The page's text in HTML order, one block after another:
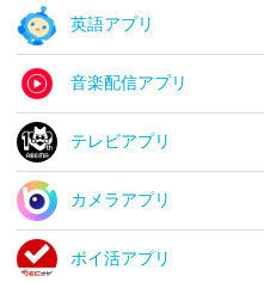
英語アプリ
音楽配信アプリ
テレビアプリ
カメラアプリ
ポイ活アプリ